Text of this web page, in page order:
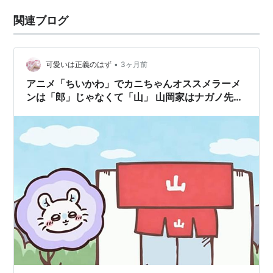
関連ブログ
可愛いは正義のはず • 3ヶ月前
アニメ「ちいかわ」でカニちゃんオススメラーメ
ンは「郎」じゃなくて「山」 山岡家はナガノ先生